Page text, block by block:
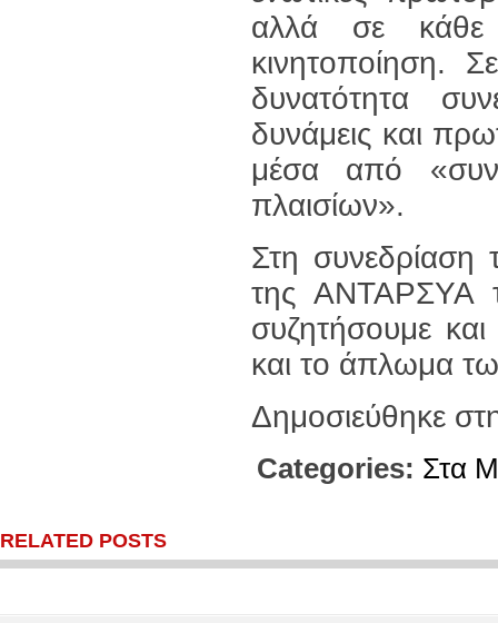
αλλά σε κάθε
κινητοποίηση.
δυνατότητα
δυνάμεις και
μέσα από
πλαισίων».
Στη συνεδρίαση
της ΑΝΤΑΡΣΥΑ
συζητήσουμε
και το άπλωμα
Δημοσιεύθηκε
Categories: Στα
RELATED POSTS